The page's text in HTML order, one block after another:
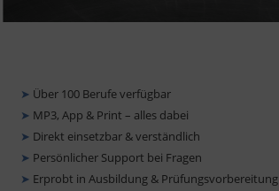
➤ Über 100 Berufe verfügbar
➤ MP3, App & Print – alles dabei
➤ Direkt einsetzbar & verständlich
➤ Persönlicher Support bei Fragen
➤ Erprobt in Ausbildung & Prüfungsvorbereitung